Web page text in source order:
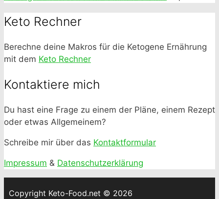
Keto Rechner
Berechne deine Makros für die Ketogene Ernährung
mit dem Keto Rechner
Kontaktiere mich
Du hast eine Frage zu einem der Pläne, einem Rezept
oder etwas Allgemeinem?
Schreibe mir über das Kontaktformular
Impressum & Datenschutzerklärung
Copyright Keto-Food.net © 2026